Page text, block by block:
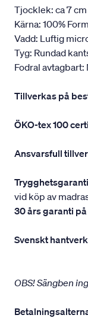
Tjocklek: ca 7 cm
Kärna: 100%
Vadd: Luftig
Tyg: Rundad
Fodral avtagbart:
Tillverkas på
ÖKO-tex 100
Ansvarsfull
Trygghetsgaranti
vid köp av
30 års garanti
Svenskt hantverk
OBS! Sängben